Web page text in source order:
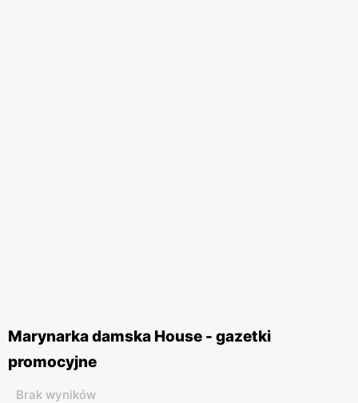
Marynarka damska House - gazetki
promocyjne
Brak wyników